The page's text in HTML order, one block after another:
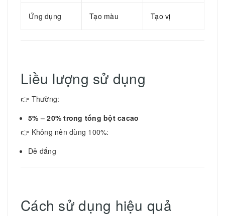
Ứng dụng Tạo màu Tạo vị
Liều lượng sử dụng
👉 Thường:
5% – 20% trong tổng bột cacao
👉 Không nên dùng 100%:
Dễ đắng
Cách sử dụng hiệu quả